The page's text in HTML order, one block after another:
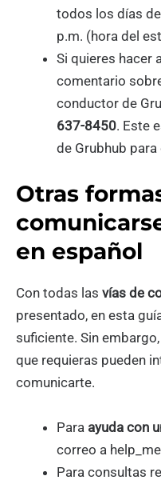
todos los días
p.m. (hora del
Si quieres hacer
comentario
conductor de
637-8450. Este
de Grubhub
Otras
en español
Con todas las vías de
presentado, en esta
suficiente. Sin
que requieras pueden
comunicarte.
Para ayuda con
correo a
Para consultas